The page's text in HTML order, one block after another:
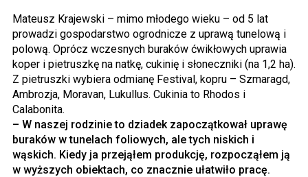
Mateusz Krajewski – mimo młodego wieku – od 5 lat
prowadzi gospodarstwo ogrodnicze z uprawą tunelową i
polową. Oprócz wczesnych buraków ćwikłowych uprawia
koper i pietruszkę na natkę, cukinię i słoneczniki (na 1,2 ha).
Z pietruszki wybiera odmianę Festival, kopru – Szmaragd,
Ambrozja, Moravan, Lukullus. Cukinia to Rhodos i
Calabonita.
– W naszej rodzinie to dziadek zapoczątkował uprawę
buraków w tunelach foliowych, ale tych niskich i
wąskich. Kiedy ja przejąłem produkcję, rozpocząłem ją
w wyższych obiektach, co znacznie ułatwiło pracę.